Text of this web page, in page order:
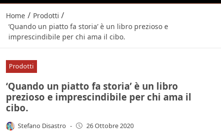
Home / Prodotti /
‘Quando un piatto fa storia’ è un libro prezioso e
imprescindibile per chi ama il cibo.
Prodotti
‘Quando un piatto fa storia’ è un libro
prezioso e imprescindibile per chi ama il
cibo.
Stefano Disastro - 26 Ottobre 2020